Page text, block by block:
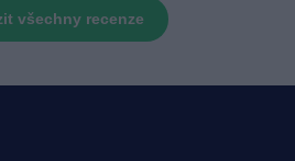
všechny recenze